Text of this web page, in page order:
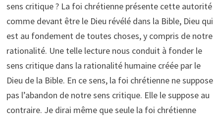
sens critique ? La foi chrétienne présente cette autorité
comme devant être le Dieu révélé dans la Bible, Dieu qui
est au fondement de toutes choses, y compris de notre
rationalité. Une telle lecture nous conduit à fonder le
sens critique dans la rationalité humaine créée par le
Dieu de la Bible. En ce sens, la foi chrétienne ne suppose
pas l’abandon de notre sens critique. Elle le suppose au
contraire. Je dirai même que seule la foi chrétienne